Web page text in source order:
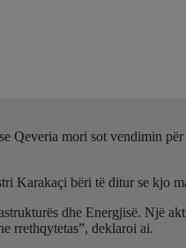
Qeveria mori sot vendimin
Karakaçi bëri të ditur se kjo
dhe Energjisë. Një
rrethqytetas”, deklaroi ai.